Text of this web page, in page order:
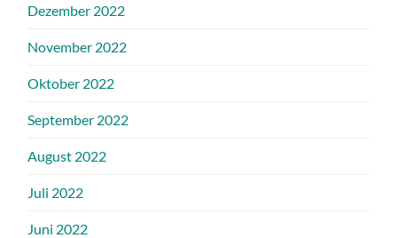
Dezember 2022
November 2022
Oktober 2022
September 2022
August 2022
Juli 2022
Juni 2022